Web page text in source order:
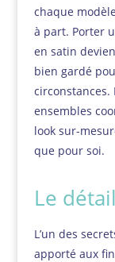
chaque
à part. Porter
en satin
bien gardé
circonstances.
ensembles
look sur-
que pour soi.
Le
L’un des
apporté aux